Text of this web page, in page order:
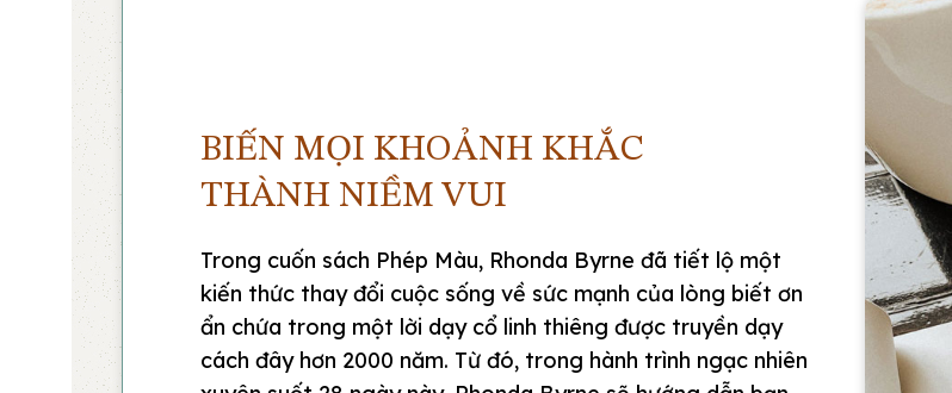
BIẾN MỌI KHOẢNH KHẮC
THÀNH NIỀM VUI
Trong cuốn sách Phép Màu, Rhonda Byrne đã tiết lộ một
kiến thức thay đổi cuộc sống về sức mạnh của lòng biết ơn
ẩn chứa trong một lời dạy cổ linh thiêng được truyền dạy
cách đây hơn 2000 năm. Từ đó, trong hành trình ngạc nhiên